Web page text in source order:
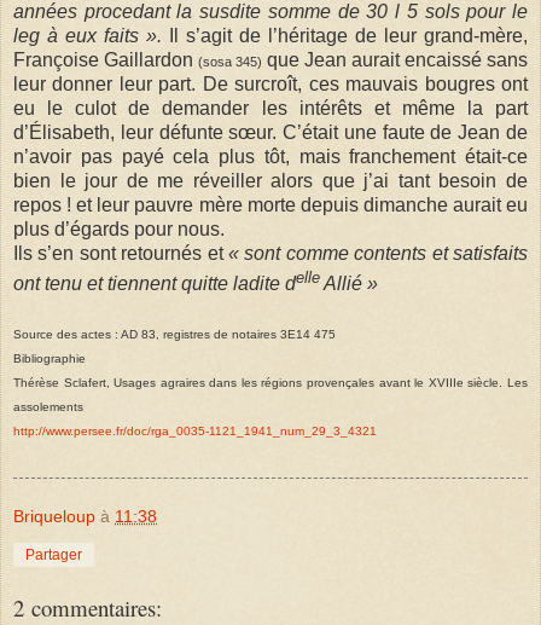
années procedant la susdite somme de 30 l 5 sols pour le
leg à eux faits ».
Il s’agit de l’héritage de leur grand-mère,
Françoise Gaillardon (sosa 345) que Jean aurait encaissé sans
leur donner leur part. De surcroît, ces mauvais bougres ont
eu le culot de demander les intérêts et même la part
d’Élisabeth, leur défunte sœur. C’était une faute de Jean de
n’avoir pas payé cela plus tôt, mais franchement était-ce
bien le jour de me réveiller alors que j’ai tant besoin de
repos ! et leur pauvre mère morte depuis dimanche aurait eu
plus d’égards pour nous.
Ils s’en sont retournés et« sont comme contents et satisfaits
ont tenu et tiennent quitte ladite delle Allié »
Source des actes : AD 83, registres de notaires 3E14 475
Bibliographie
Thérèse Sclafert, Usages agraires dans les régions provençales avant le XVIIIe siècle. Les
assolements
http://www.persee.fr/doc/rga_0035-1121_1941_num_29_3_4321
Briqueloup à 11:38
Partager
2 commentaires: